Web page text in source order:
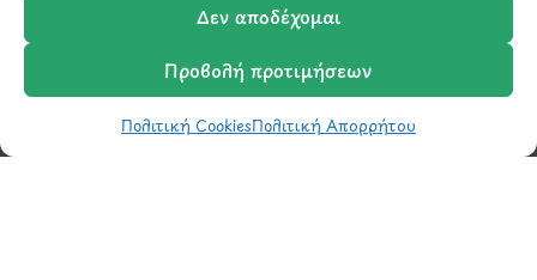
Δεν αποδέχομαι
Προβολή προτιμήσεων
Πολιτική CookiesΠολιτική Απορρήτου
Μάθετε πρώτοι τα νέα
και τις προσφορές
μας.
ΚαλάθιΣύγκριση
Ο Λογαριασμός μου